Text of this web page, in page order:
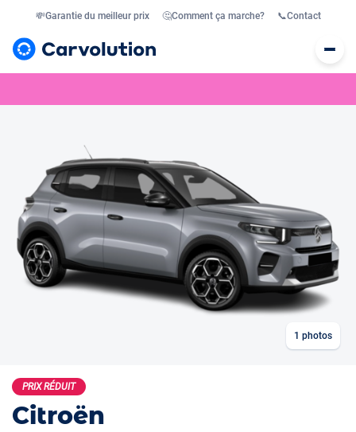
💸Garantie du meilleur prix 🤔Comment ça marche? 📞Contact
1 photos
PRIX RÉDUIT
Citroën